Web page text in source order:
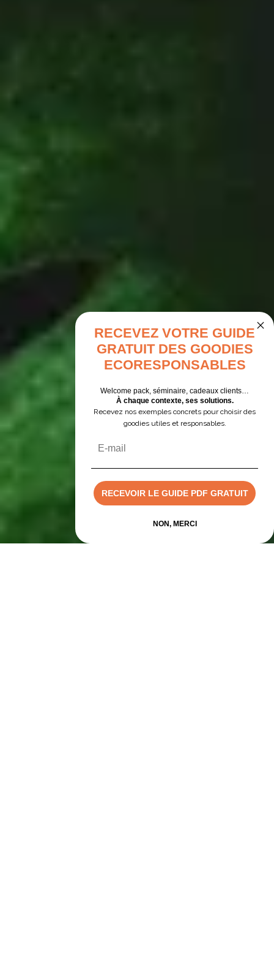
Devis rapide
RECEVEZ VOTRE GUIDE
GRATUIT DES GOODIES
ECORESPONSABLES
Welcome pack, séminaire, cadeaux clients…
À chaque contexte, ses solutions.
Recevez nos exemples concrets pour choisir des
goodies utiles et responsables.
RECEVOIR LE GUIDE PDF GRATUIT
NON, MERCI